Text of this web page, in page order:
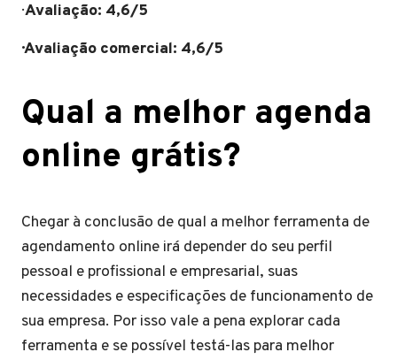
·Avaliação: 4,6/5
· Avaliação comercial: 4,6/5
Qual a melhor agenda
online grátis?
Chegar à conclusão de qual a melhor ferramenta de
agendamento online irá depender do seu perfil
pessoal e profissional e empresarial, suas
necessidades e especificações de funcionamento de
sua empresa. Por isso vale a pena explorar cada
ferramenta e se possível testá-las para melhor